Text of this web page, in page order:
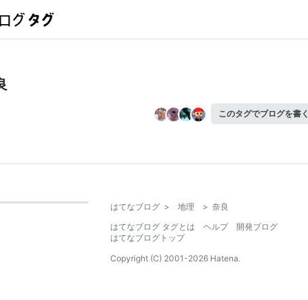
このタグでブログを書く
はてなブログ > 地理 > 奈良
はてなブログ タグとは
ヘルプ
開発ブログ
はてなブログトップ
Copyright (C) 2001-2026 Hatena.